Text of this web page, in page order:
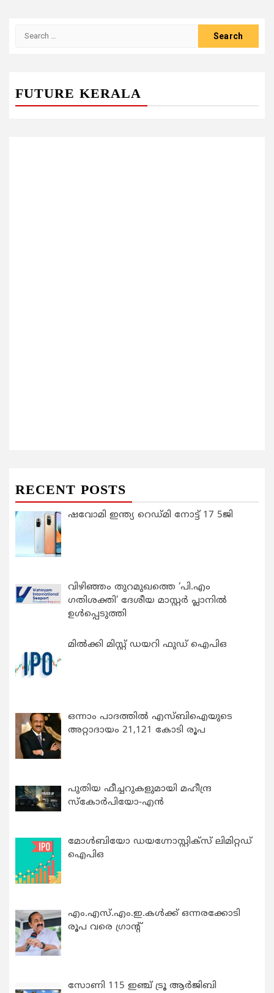
Search
FUTURE KERALA
RECENT POSTS
ഷവോമി ഇന്ത്യ റെഡ്മി നോട്ട് 17 5ജി
വിഴിഞ്ഞം തുറമുഖത്തെ ‘പി.എം
ഗതിശക്തി’ ദേശീയ മാസ്റ്റർ പ്ലാനിൽ
ഉൾപ്പെടുത്തി
മിൽക്കി മിസ്റ്റ് ഡയറി ഫുഡ് ഐപിഒ
ഒന്നാം പാദത്തിൽ എസ്ബിഐയുടെ
അറ്റാദായം 21,121 കോടി രൂപ
പുതിയ ഫീച്ചറുകളുമായി മഹീന്ദ്ര
സ്കോർപിയോ-എൻ
മോൾബിയോ ഡയഗ്നോസ്റ്റിക്സ് ലിമിറ്റഡ്
ഐപിഒ
എം.എസ്.എം.ഇ.കൾക്ക് ഒന്നരക്കോടി
രൂപ വരെ ഗ്രാന്റ്
സോണി 115 ഇഞ്ച് ട്രൂ ആർജിബി